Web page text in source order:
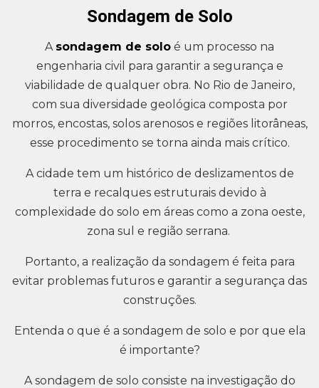
Sondagem de Solo
A sondagem de solo é um processo na
engenharia civil para garantir a segurança e
viabilidade de qualquer obra. No Rio de Janeiro,
com sua diversidade geológica composta por
morros, encostas, solos arenosos e regiões litorâneas,
esse procedimento se torna ainda mais crítico.
A cidade tem um histórico de deslizamentos de
terra e recalques estruturais devido à
complexidade do solo em áreas como a zona oeste,
zona sul e região serrana.
Portanto, a realização da sondagem é feita para
evitar problemas futuros e garantir a segurança das
construções.
Entenda o que é a sondagem de solo e por que ela
é importante?
A sondagem de solo consiste na investigação do